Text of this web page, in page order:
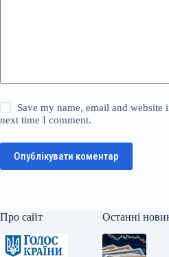
Save my name, email and website
next time I comment.
Опублікувати коментар
Про сайт Останні